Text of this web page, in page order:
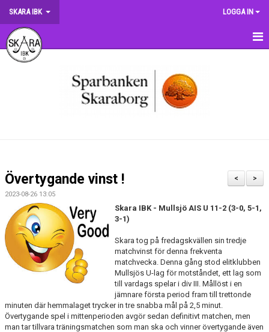
SKARA IBK LOGGA IN
HEM
KRONMATCHEN
SERIETABELLER
MATCHVÄRDSKAP
TRÄNINGSSCHEMA
LÄNKAR
>
<
Övertygande vinst !
2023-08-26 13:05
Skara IBK - Mullsjö AIS U 11-2 (3-0, 5-1,
3-1)
Skara tog på fredagskvällen sin tredje
matchvinst för denna frekventa
matchvecka. Denna gång stod elitklubben
Mullsjös U-lag för motståndet, ett lag som
till vardags spelar i div III. Mållöst i en
jämnare första period fram till trettonde
minuten där hemmalaget trycker in tre snabba mål på 2,5 minut.
Övertygande spel i mittenperioden avgör sedan definitivt matchen, men
man tar tillvara träningsmatchen som man ska och vinner övertygande även